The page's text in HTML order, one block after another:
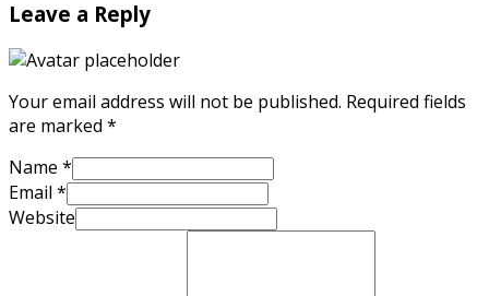
Leave a Reply
Your email address will not be published. Required fields
are marked *
Name *
Email *
Website